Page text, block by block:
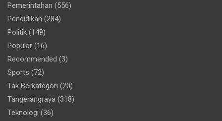
Pemerintahan (556)
Pendidikan (284)
Politik (149)
Popular (16)
Recommended (3)
Sports (72)
Tak Berkategori (20)
Tangerangraya (318)
Teknologi (36)